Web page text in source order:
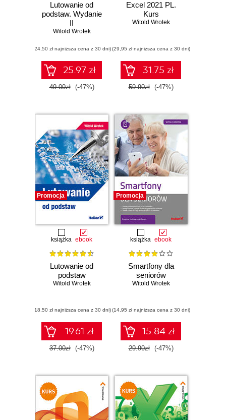
Lutowanie od
podstaw. Wydanie
II
Witold Wrotek
(24,50 zł najniższa cena z 30 dni)
25.97 zł
49.00zł (-47%)
Excel 2021 PL.
Kurs
Witold Wrotek
(29,95 zł najniższa cena z 30 dni)
31.75 zł
59.90zł (-47%)
Promocja
książka ebook
Lutowanie od
podstaw
Witold Wrotek
(18,50 zł najniższa cena z 30 dni)
19.61 zł
37.00zł (-47%)
Promocja
książka ebook
Smartfony dla
seniorów
Witold Wrotek
(14,95 zł najniższa cena z 30 dni)
15.84 zł
29.90zł (-47%)